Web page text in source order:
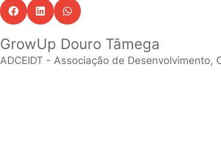
GrowUp Douro Tâmega
ADCEIDT - Associação de